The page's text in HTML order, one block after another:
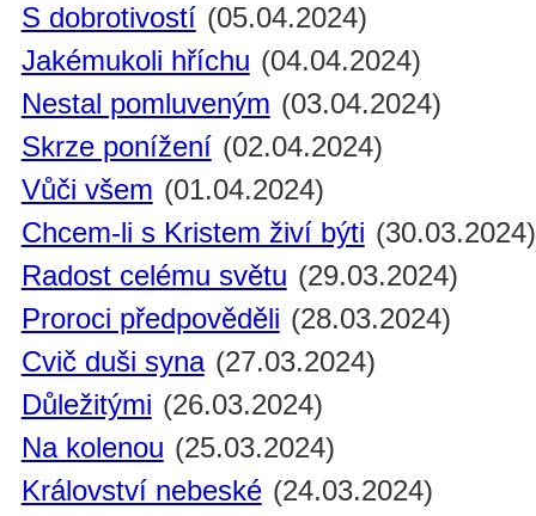
S dobrotivostí (05.04.2024)
Jakémukoli hříchu (04.04.2024)
Nestal pomluveným (03.04.2024)
Skrze ponížení (02.04.2024)
Vůči všem (01.04.2024)
Chcem-li s Kristem živí býti (30.03.2024)
Radost celému světu (29.03.2024)
Proroci předpověděli (28.03.2024)
Cvič duši syna (27.03.2024)
Důležitými (26.03.2024)
Na kolenou (25.03.2024)
Království nebeské (24.03.2024)